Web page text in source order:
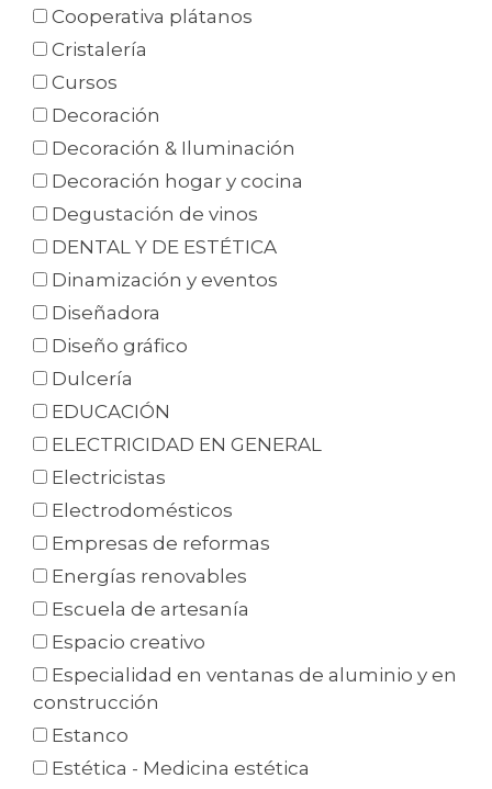
Cooperativa plátanos
Cristalería
Cursos
Decoración
Decoración & Iluminación
Decoración hogar y cocina
Degustación de vinos
DENTAL Y DE ESTÉTICA
Dinamización y eventos
Diseñadora
Diseño gráfico
Dulcería
EDUCACIÓN
ELECTRICIDAD EN GENERAL
Electricistas
Electrodomésticos
Empresas de reformas
Energías renovables
Escuela de artesanía
Espacio creativo
Especialidad en ventanas de aluminio y en
construcción
Estanco
Estética - Medicina estética